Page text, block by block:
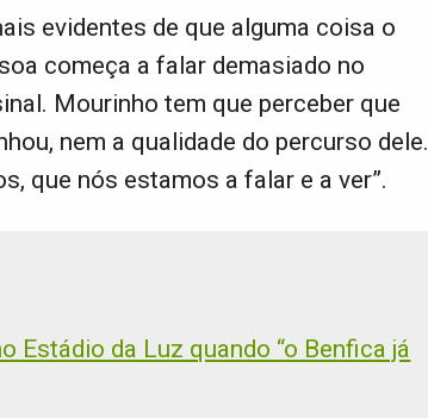
evidentes de que alguma coisa o
começa a falar demasiado no
Mourinho tem que perceber que
nem a qualidade do percurso dele.
que nós estamos a falar e a ver”.
Estádio da Luz quando “o Benfica já